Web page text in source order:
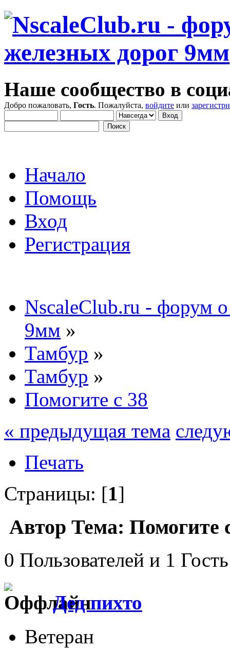
Наше сообщество в
Добро пожаловать, Гость. Пожалуйста, войдите или
Начало
Помощь
Вход
Регистрация
NscaleClub.ru - форум
9мм »
Тамбур »
Тамбур »
Помогите с 38
« предыдущая тема
Печать
Страницы: [1]
Автор Тема: Помогите
0 Пользователей и 1
Дед пихто
Ветеран